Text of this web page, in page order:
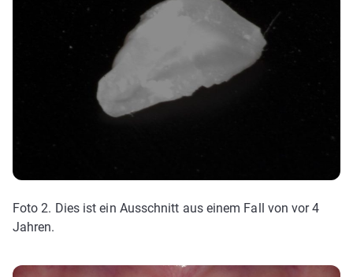
Foto 2. Dies ist ein Ausschnitt aus einem Fall von vor 4
Jahren.